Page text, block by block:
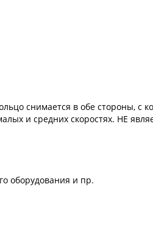
снимается в обе стороны,
и средних скоростях. НЕ
оборудования и пр.